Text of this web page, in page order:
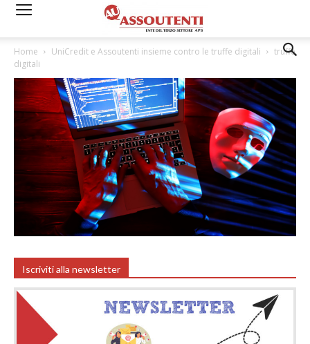
Home UniCredit e Assoutenti insieme contro le truffe digitali
truffe
digitali
Iscriviti alla newsletter